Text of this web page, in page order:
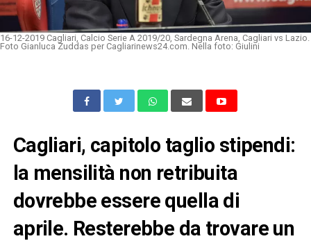
16-12-2019 Cagliari, Calcio Serie A 2019/20, Sardegna Arena, Cagliari vs Lazio.
Foto Gianluca Zuddas per Cagliarinews24.com. Nella foto: Giulini
Cagliari, capitolo taglio stipendi:
la mensilità non retribuita
dovrebbe essere quella di
aprile. Resterebbe da trovare un